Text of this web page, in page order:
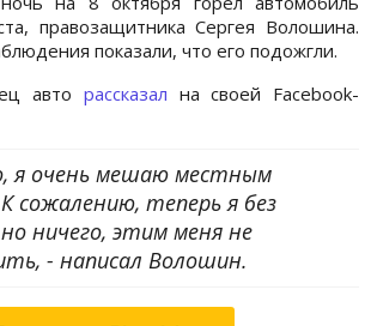
правозащитника Сергея Волошина.
показали, что его подожгли.
авто рассказал на своей Facebook-
я очень мешаю местным
сожалению, теперь я без
ничего, этим меня не
- написал Волошин.